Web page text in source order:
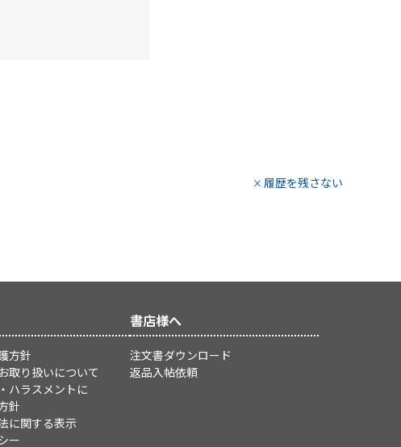
履歴を残さない
方針
取り扱いについて
ハラスメントに
針
に関する表示
ー
書店様へ
注文書ダウンロード
返品入帖依頼